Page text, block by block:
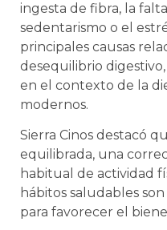
ingesta de fibra, la
sedentarismo o el
principales causas
desequilibrio
en el contexto de la
modernos.
Sierra Cinos destacó
equilibrada, una
habitual de actividad
hábitos saludables
para favorecer el